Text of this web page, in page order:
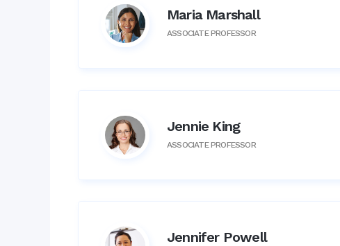
Maria Marshall
ASSOCIATE PROFESSOR
Jennie King
ASSOCIATE PROFESSOR
Jennifer Powell